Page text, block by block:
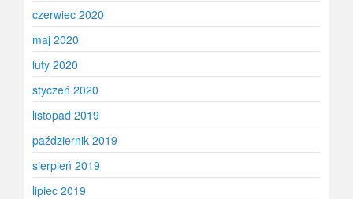
czerwiec 2020
maj 2020
luty 2020
styczeń 2020
listopad 2019
październik 2019
sierpień 2019
lipiec 2019